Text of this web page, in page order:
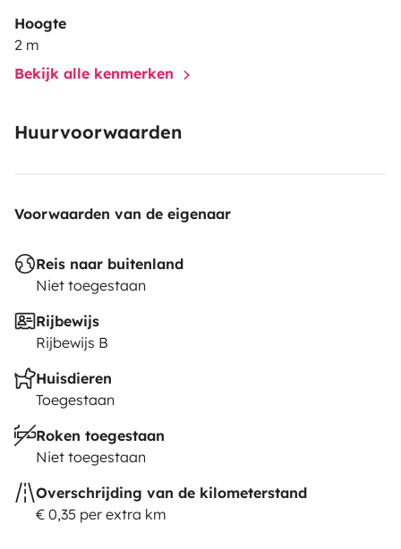
Hoogte
2 m
Bekijk alle kenmerken
Huurvoorwaarden
Voorwaarden van de eigenaar
Reis naar buitenland
Niet toegestaan
Rijbewijs
Rijbewijs B
Huisdieren
Toegestaan
Roken toegestaan
Niet toegestaan
Overschrijding van de kilometerstand
€ 0,35 per extra km